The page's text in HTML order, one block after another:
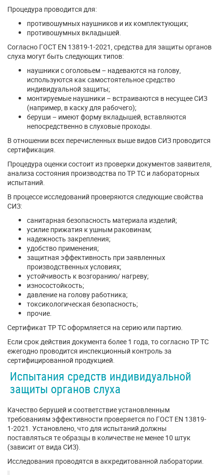
Процедура проводится для:
противошумных наушников и их комплектующих;
противошумных вкладышей.
Согласно ГОСТ EN 13819-1-2021, средства для защиты органов
слуха могут быть следующих типов:
наушники с оголовьем – надеваются на голову,
используются как самостоятельное средство
индивидуальной защиты;
монтируемые наушники – встраиваются в несущее СИЗ
(например, в каску для рабочего);
беруши – имеют форму вкладышей, вставляются
непосредственно в слуховые проходы.
В отношении всех перечисленных выше видов СИЗ проводится
сертификация.
Процедура оценки состоит из проверки документов заявителя,
анализа состояния производства по ТР ТС и лабораторных
испытаний.
В процессе исследований проверяются следующие свойства
СИЗ:
санитарная безопасность материала изделий;
усилие прижатия к ушным раковинам;
надежность закрепления;
удобство применения;
защитная эффективность при заявленных
производственных условиях;
устойчивость к возгоранию/ нагреву;
износостойкость;
давление на голову работника;
токсикологическая безопасность;
прочие.
Сертификат ТР ТС оформляется на серию или партию.
Если срок действия документа более 1 года, то согласно ТР ТС
ежегодно проводится инспекционный контроль за
сертифицированной продукцией.
Испытания средств индивидуальной
защиты органов слуха
Качество берушей и соответствие установленным
требованиям эффективности проверяется по ГОСТ EN 13819-
1-2021. Установлено, что для испытаний должны
поставляться те образцы в количестве не менее 10 штук
(зависит от вида СИЗ).
Исследования проводятся в аккредитованной лаборатории.